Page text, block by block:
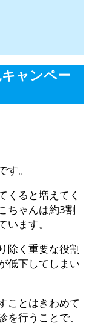
ャンペー
。
くると増えてく
ちゃんは約3割
ます。
除く重要な役割
低下してしまい
ことはきわめて
行うことで、